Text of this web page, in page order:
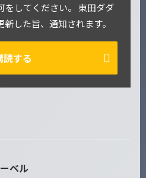
をしてください。 東田ダダ
した旨、通知されます。
読する
ベル